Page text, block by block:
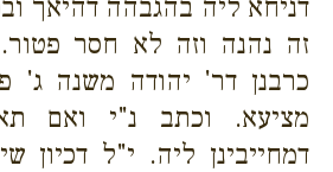
דניחא ליה בהגבהה דהיאך
זה נהנה וזה לא חסר
כרבנן דר' יהודה משנה ג'
מציעא. וכתב נ"י ואם
דמחייבינן ליה. י"ל דכיון